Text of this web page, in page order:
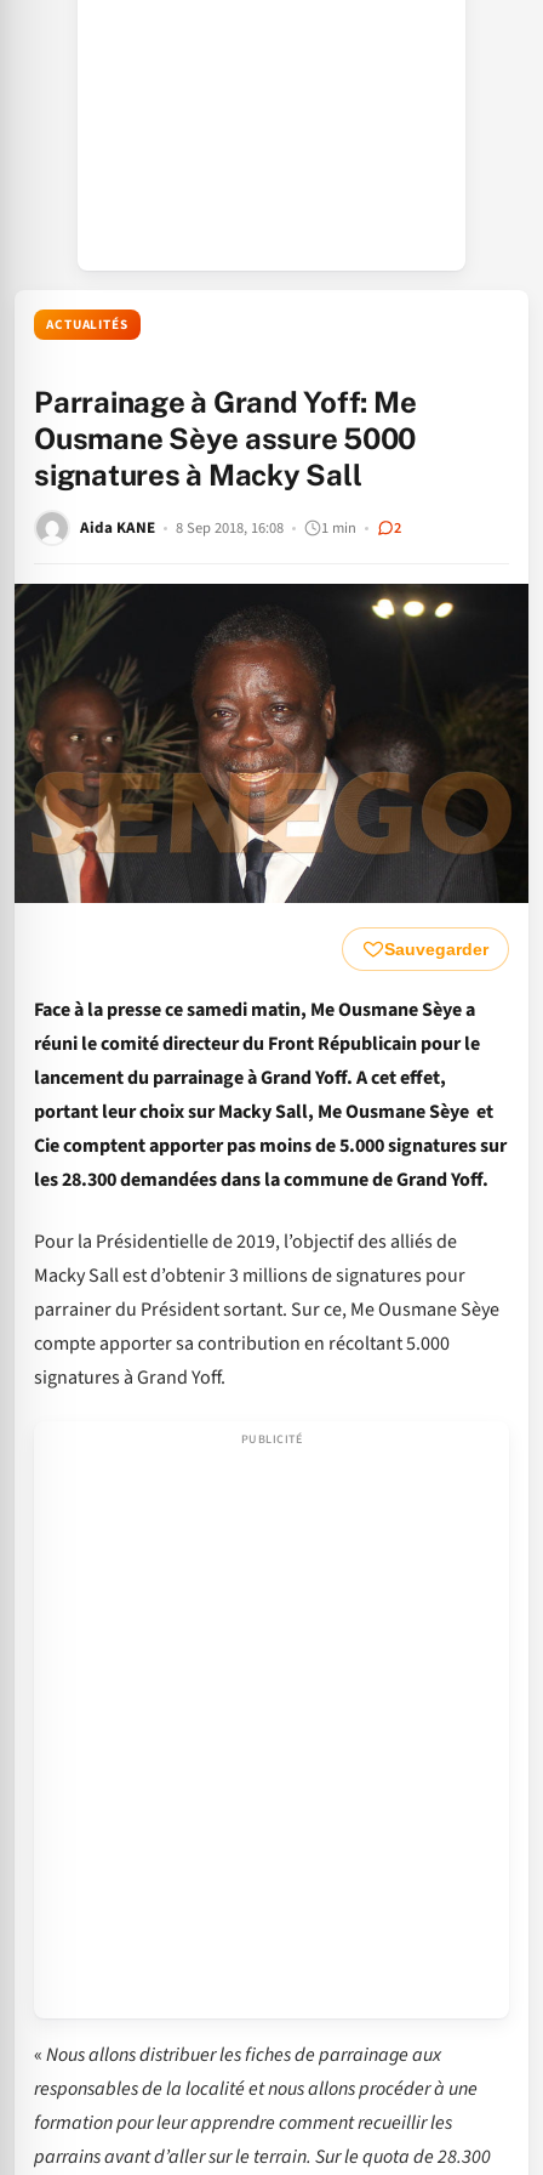
ACTUALITÉS
Parrainage à Grand Yoff: Me
Ousmane Sèye assure 5000
signatures à Macky Sall
Aida KANE 8 Sep 2018, 16:08 1 min 2
Sauvegarder
Face à la presse ce samedi matin, Me Ousmane Sèye a
réuni le comité directeur du Front Républicain pour le
lancement du parrainage à Grand Yoff. A cet effet,
portant leur choix sur Macky Sall, Me Ousmane Sèye et
Cie comptent apporter pas moins de 5.000 signatures sur
les 28.300 demandées dans la commune de Grand Yoff.
Pour la Présidentielle de 2019, l’objectif des alliés de
Macky Sall est d’obtenir 3 millions de signatures pour
parrainer du Président sortant. Sur ce, Me Ousmane Sèye
compte apporter sa contribution en récoltant 5.000
signatures à Grand Yoff.
«Nous allons distribuer les fiches de parrainage aux
responsables de la localité et nous allons procéder à une
formation pour leur apprendre comment recueillir les
parrains avant d’aller sur le terrain. Sur le quota de 28.300